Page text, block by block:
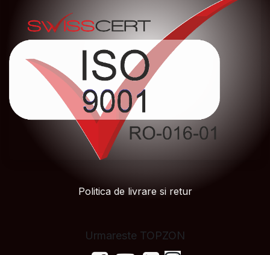
Politica de livrare si retur
Urmareste TOPZON